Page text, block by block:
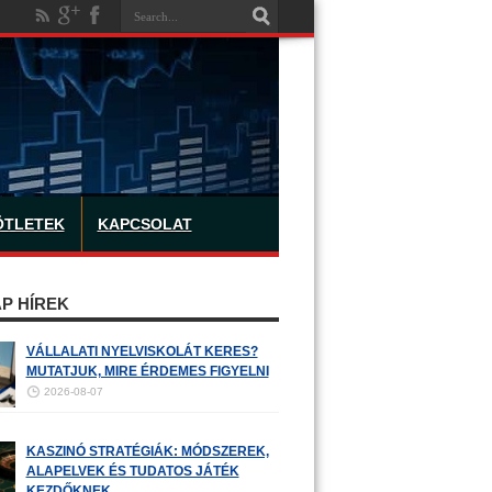
KAPCSOLAT
HÍREK
VÁLLALATI NYELVISKOLÁT KERES?
MUTATJUK, MIRE ÉRDEMES FIGYELNI
2026-08-07
KASZINÓ STRATÉGIÁK: MÓDSZEREK,
ALAPELVEK ÉS TUDATOS JÁTÉK